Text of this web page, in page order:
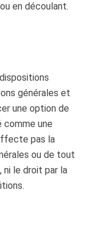
en découlant.
générales et
une option de
une
pas la
ou de tout
le droit par la